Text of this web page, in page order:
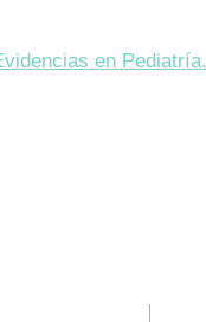
en Pediatría.